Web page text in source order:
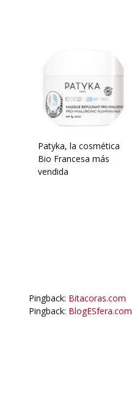
Patyka, la cosmética
Bio Francesa más
vendida
Pingback: Bitacoras.com
Pingback: BlogESfera.com